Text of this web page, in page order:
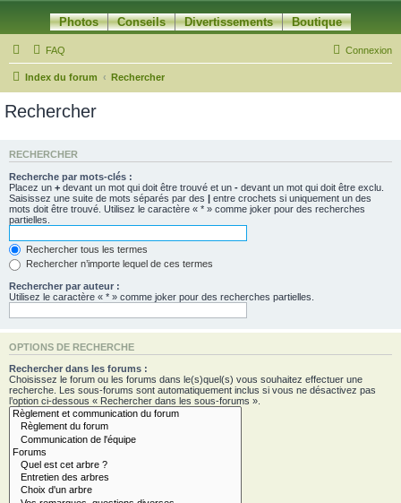
Photos Conseils Divertissements Boutique
FAQ Connexion
Index du forum Rechercher
Rechercher
RECHERCHER
Recherche par mots-clés :
Placez un + devant un mot qui doit être trouvé et un - devant un mot qui doit être exclu.
Saisissez une suite de mots séparés par des | entre crochets si uniquement un des
mots doit être trouvé. Utilisez le caractère « * » comme joker pour des recherches
partielles.
Rechercher tous les termes
Rechercher n’importe lequel de ces termes
Rechercher par auteur :
Utilisez le caractère « * » comme joker pour des recherches partielles.
OPTIONS DE RECHERCHE
Rechercher dans les forums :
Choisissez le forum ou les forums dans le(s)quel(s) vous souhaitez effectuer une
recherche. Les sous-forums sont automatiquement inclus si vous ne désactivez pas
l’option ci-dessous « Rechercher dans les sous-forums ».